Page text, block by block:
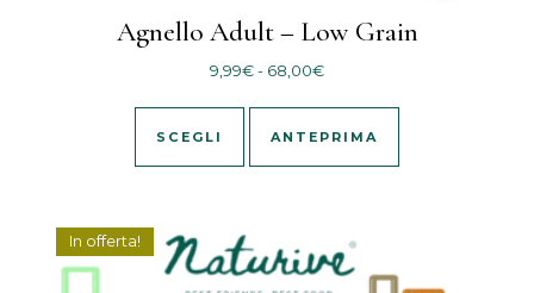
Agnello Adult – Low Grain
9,99€- 68,00€Fascia di prezzo: da 9,99€
SCEGLI
Questo prodotto ha più
ANTEPRIMA
In offerta!